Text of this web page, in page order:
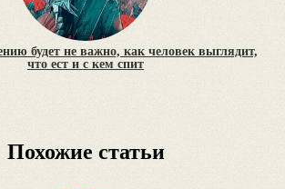
будет не важно, как человек выглядит,
что ест и с кем спит
Похожие статьи